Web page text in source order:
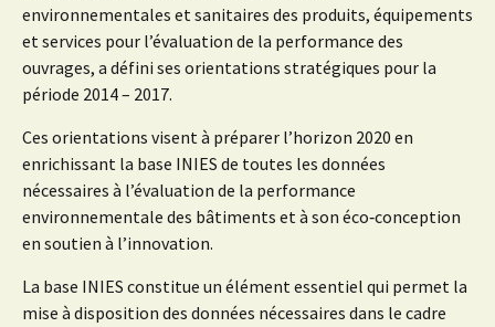
environnementales et sanitaires des produits, équipements
et services pour l’évaluation de la performance des
ouvrages, a défini ses orientations stratégiques pour la
période 2014 – 2017.
Ces orientations visent à préparer l’horizon 2020 en
enrichissant la base INIES de toutes les données
nécessaires à l’évaluation de la performance
environnementale des bâtiments et à son éco‐conception
en soutien à l’innovation.
La base INIES constitue un élément essentiel qui permet la
mise à disposition des données nécessaires dans le cadre